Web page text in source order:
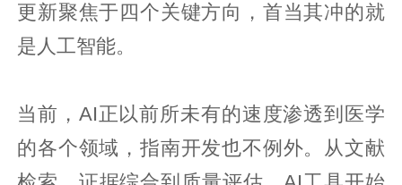
更新聚焦于四个关键方向，首当其冲的就
是人工智能。
当前，AI正以前所未有的速度渗透到医学
的各个领域，指南开发也不例外。从文献